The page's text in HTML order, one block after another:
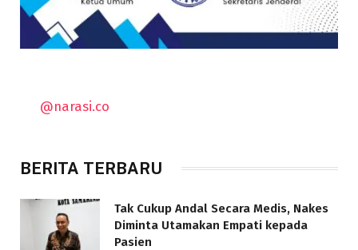
@narasi.co
BERITA TERBARU
Tak Cukup Andal Secara Medis, Nakes
Diminta Utamakan Empati kepada
Pasien